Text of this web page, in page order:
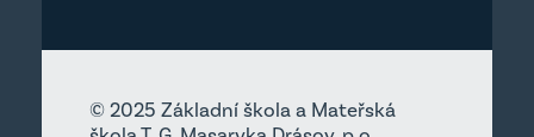
© 2025 Základní škola a Mateřská